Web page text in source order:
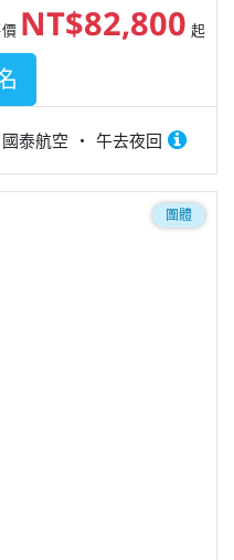
國泰航空 午去夜回
NT$82,800 起
團體